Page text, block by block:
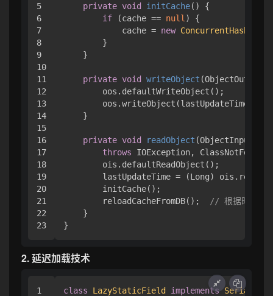
5
6
7
8
9
10
11
12
13
14
15
16
17
18
19
20
21
22
private void initCache()
{
if (cache == null ) {
            cache =
new ConcurrentHashMap
        }
    }
private void writeObject
        oos.defaultWriteObject();
        oos.writeObject(lastUpdateTime);
    }
private void readObject
throws IOException,
        ois.defaultReadObject();
lastUpdateTime = (Long)
        initCache();
        reloadCacheFromDB();
// 根据时间戳
    }
2. 延迟加载技术
1
class LazyStaticField implements